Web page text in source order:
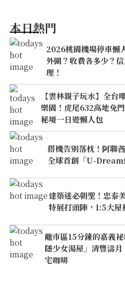
本日熱門
2026桃園機場停車懶
外圍？收費各多少？
理！
【雲林親子玩水】全台
樂園！虎尾632高地免
秘境一日遊懶人包
搭機告別落枕！阿聯
全球首創「U-Dream
建築迷必朝聖！忠泰
特展打頭陣，1:5大
離市區15分鐘的嘉義
隱少女湯屋」清豐濤
宅咖啡